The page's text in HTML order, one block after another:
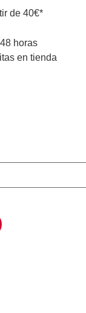
de 40€*
horas
en tienda